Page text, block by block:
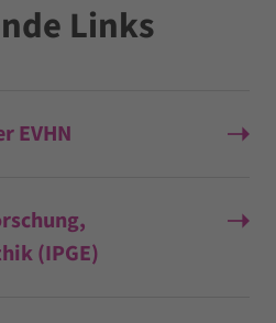
Links
EVHN
(IPGE)